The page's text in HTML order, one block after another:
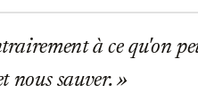
à ce qu'on
nous sauver.